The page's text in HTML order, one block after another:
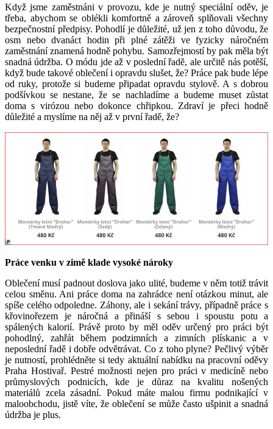
Když jsme zaměstnáni v provozu, kde je nutný speciální oděv, je
třeba, abychom se oblékli komfortně a zároveň splňovali všechny
bezpečnostní předpisy. Pohodlí je důležité, už jen z toho důvodu, že
osm nebo dvanáct hodin při plné zátěži ve fyzicky náročném
zaměstnání znamená hodně pohybu. Samozřejmostí by pak měla být
snadná údržba. O módu jde až v poslední řadě, ale určitě nás potěší,
když bude takové oblečení i opravdu slušet, že? Práce pak bude lépe
od ruky, protože si budeme připadat opravdu stylově. A s dobrou
podšívkou se nestane, že se nachladíme a budeme muset zůstat
doma s virózou nebo dokonce chřipkou. Zdraví je přeci hodně
důležité a myslíme na něj až v první řadě, že?
Práce venku v zimě klade vysoké nároky
Oblečení musí padnout doslova jako ulité, budeme v něm totiž trávit
celou směnu. Ani práce doma na zahrádce není otázkou minut, ale
spíše celého odpoledne. Záhony, ale i sekání trávy, případně práce s
křovinořezem je náročná a přináší s sebou i spoustu potu a
spálených kalorií. Právě proto by měl oděv určený pro práci být
pohodlný, zahřát během podzimních a zimních plískanic a v
neposlední řadě i dobře odvětrávat. Co z toho plyne? Pečlivý výběr
je nutností, prohlédněte si tedy aktuální nabídku na pracovní oděvy
Praha Hostivař. Pestré možnosti nejen pro práci v medicíně nebo
průmyslových podnicích, kde je důraz na kvalitu nošených
materiálů zcela zásadní. Pokud máte malou firmu podnikající v
maloobchodu, jistě víte, že oblečení se může často ušpinit a snadná
údržba je plus.